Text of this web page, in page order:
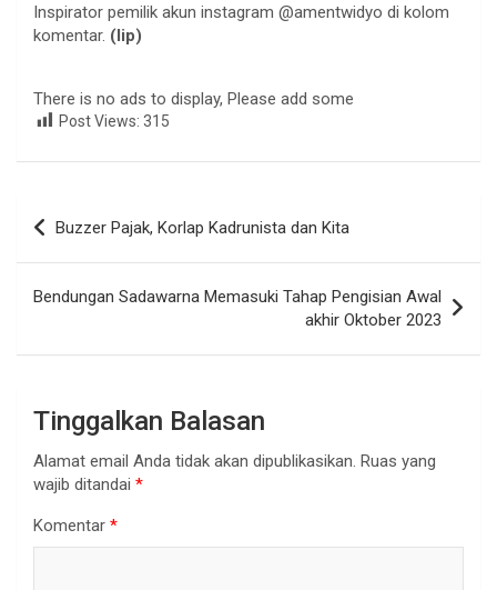
Inspirator pemilik akun instagram @amentwidyo di kolom
komentar. (lip)
There is no ads to display, Please add some
Post Views: 315
Navigasi
pos
Buzzer Pajak, Korlap Kadrunista dan Kita
Bendungan Sadawarna Memasuki Tahap Pengisian Awal
akhir Oktober 2023
Tinggalkan Balasan
Alamat email Anda tidak akan dipublikasikan. Ruas yang
wajib ditandai *
Komentar *